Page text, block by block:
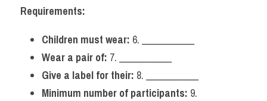
Requirements:
Children must wear: 6. ___________
Wear a pair of: 7. ___________
Give a label for their: 8. ___________
Minimum number of participants: 9.